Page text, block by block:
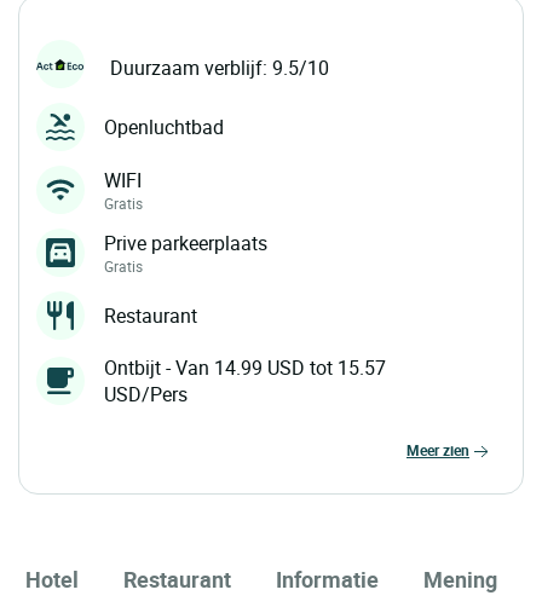
Duurzaam verblijf: 9.5/10
Openluchtbad
WIFI
Gratis
Prive parkeerplaats
Gratis
Restaurant
Ontbijt - Van 14.99 USD tot 15.57
USD/Pers
meer zien
Hotel Restaurant Informatie Mening